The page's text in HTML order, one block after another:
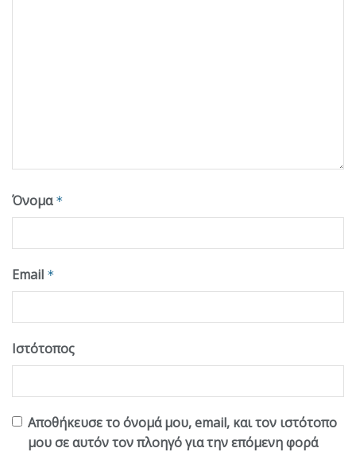
Όνομα *
Email *
Ιστότοπος
Αποθήκευσε το όνομά μου, email, και τον ιστότοπο
μου σε αυτόν τον πλοηγό για την επόμενη φορά